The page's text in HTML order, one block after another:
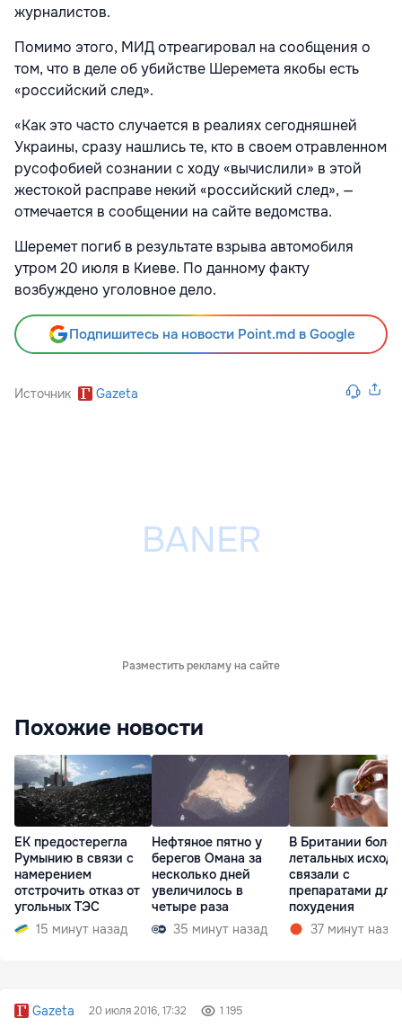
журналистов.
Помимо этого, МИД отреагировал на сообщения о
том, что в деле об убийстве Шеремета якобы есть
«российский след».
«Как это часто случается в реалиях сегодняшней
Украины, сразу нашлись те, кто в своем отравленном
русофобией сознании с ходу «вычислили» в этой
жестокой расправе некий «российский след», —
отмечается в сообщении на сайте ведомства.
Шеремет погиб в результате взрыва автомобиля
утром 20 июля в Киеве. По данному факту
возбуждено уголовное дело.
Подпишитесь на новости Point.md в Google
Источник Gazeta
Разместить рекламу на сайте
Похожие новости
ЕК предостерегла
Румынию в связи с
намерением
отстрочить отказ от
угольных ТЭС
15 минут назад
Нефтяное пятно у
берегов Омана за
несколько дней
увеличилось в
четыре раза
35 минут назад
В Британии
летальных
связали с
препаратами для
похудения
37 минут назад
Gazeta 20 июля 2016, 17:32 1 195